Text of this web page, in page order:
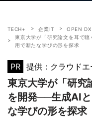
TECH+ 企業IT
OPEN DX
東京大学が「研究論文を耳で
用で新たな学びの形を探求
PR 提供：クラウドエ
東京大学が「研究
を開発──生成AI
な学びの形を探求